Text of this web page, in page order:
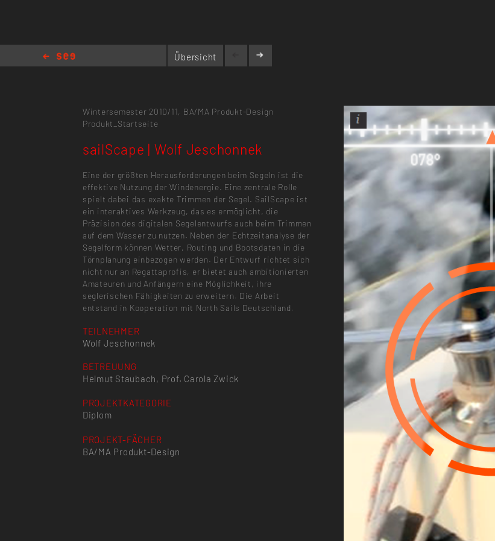
Übersicht
Wintersemester 2010/11, BA/MA Produkt-Design
Produkt_Startseite
sailScape | Wolf Jeschonnek
Eine der größten Herausforderungen beim Segeln ist die
effektive Nutzung der Windenergie. Eine zentrale Rolle
spielt dabei das exakte Trimmen der Segel. SailScape ist
ein interaktives Werkzeug, das es ermöglicht, die
Präzision des digitalen Segelentwurfs auch beim Trimmen
auf dem Wasser zu nutzen. Neben der Echtzeitanalyse der
Segelform können Wetter, Routing und Bootsdaten in die
Törnplanung einbezogen werden. Der Entwurf richtet sich
nicht nur an Regattaprofis, er bietet auch ambitionierten
Amateuren und Anfängern eine Möglichkeit, ihre
seglerischen Fähigkeiten zu erweitern. Die Arbeit
entstand in Kooperation mit North Sails Deutschland.
TEILNEHMER
Wolf Jeschonnek
BETREUUNG
Helmut Staubach, Prof. Carola Zwick
PROJEKTKATEGORIE
Diplom
PROJEKT-FÄCHER
BA/MA Produkt-Design